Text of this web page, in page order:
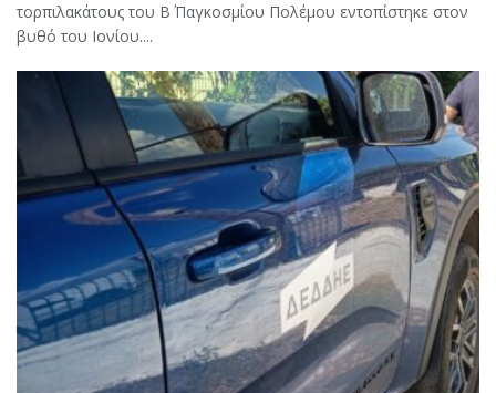
τορπιλακάτους του Β΄ Παγκοσμίου Πολέμου εντοπίστηκε στον
βυθό του Ιονίου....